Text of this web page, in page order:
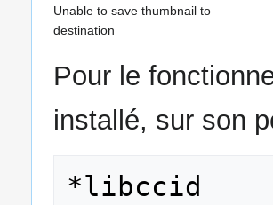
Unable to save thumbnail to
destination
Pour le
installé, sur son
*libccid